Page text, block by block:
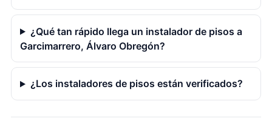
¿Qué tan rápido llega un instalador de pisos a
Garcimarrero, Álvaro Obregón?
¿Los instaladores de pisos están verificados?